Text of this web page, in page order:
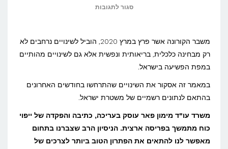
סגור לתגובות
הקורונה
שינתה
מפת
הפשיעה
בישראל?
משבר הקורונה אשר פרץ במרץ 2020, הוביל לשינויים נרחבים לא
רק מבחינה כלכלית, בריאותית ונפשית אלא גם לשינויים מהותיים
במפת הפשיעה בישראל.
במאמר זה אסקור את השינויים שהתרחשו בחודשים האחרונים
בהתאם לנתונים רשמיים של משטרת ישראל.
משרד עו"ד מימון פאר עוסק בעריכה, כתיבה והפקדה של ייפוי
כוח מתמשך בפריסה ארצית. הניסיון הרב שצברנו בתחום
מאפשר לנו להתאים את הפתרון הטוב ביותר לצרכים של